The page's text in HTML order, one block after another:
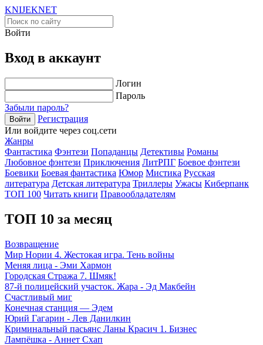
KNIJEKNET
Войти
Вход в аккаунт
Логин
Пароль
Забыли пароль?
Войти
Регистрация
Или войдите через соц.сети
Жанры
Фантастика Фэнтези Попаданцы Детективы Романы
Любовное фэнтези Приключения ЛитРПГ Боевое фэнтези
Боевики Боевая фантастика Юмор Мистика Русская
литература Детская литература Триллеры Ужасы Киберпанк
ТОП 100 Читать книги Правообладателям
ТОП 10 за месяц
Возвращение
Мир Нории 4. Жестокая игра. Тень войны
Меняя лица - Эми Хармон
Городская Стража 7. Шмяк!
87-й полицейский участок. Жара - Эд Макбейн
Счастливый миг
Конечная станция — Эдем
Юрий Гагарин - Лев Данилкин
Криминальный пасьянс Ланы Красич 1. Бизнес
Лампёшка - Аннет Схап